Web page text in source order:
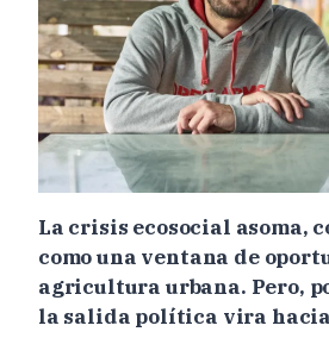
La crisis ecosocial asoma,
como una ventana de
agricultura urbana. Pero,
la salida política vira